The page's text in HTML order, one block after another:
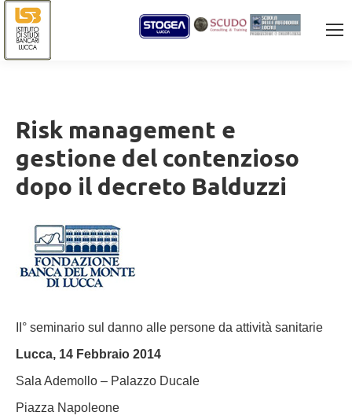
Risk management e
gestione del contenzioso
dopo il decreto Balduzzi
II° seminario sul danno alle persone da attività sanitarie
Lucca, 14 Febbraio 2014
Sala Ademollo – Palazzo Ducale
Piazza Napoleone